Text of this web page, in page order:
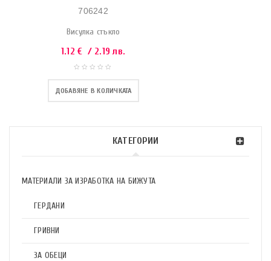
КАТЕГОРИИ
МАТЕРИАЛИ ЗА ИЗРАБОТКА НА БИЖУТА
ГЕРДАНИ
ГРИВНИ
ЗА ОБЕЦИ
706242
Висулка стъкло
1.12€ / 2.19 лв.
ДОБАВЯНЕ В КОЛИЧКАТА